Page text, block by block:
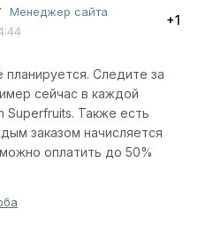
Менеджер сайта
+1
Следите за
сейчас в каждой
Superfruits. Также есть
заказом начисляется
оплатить до 50%